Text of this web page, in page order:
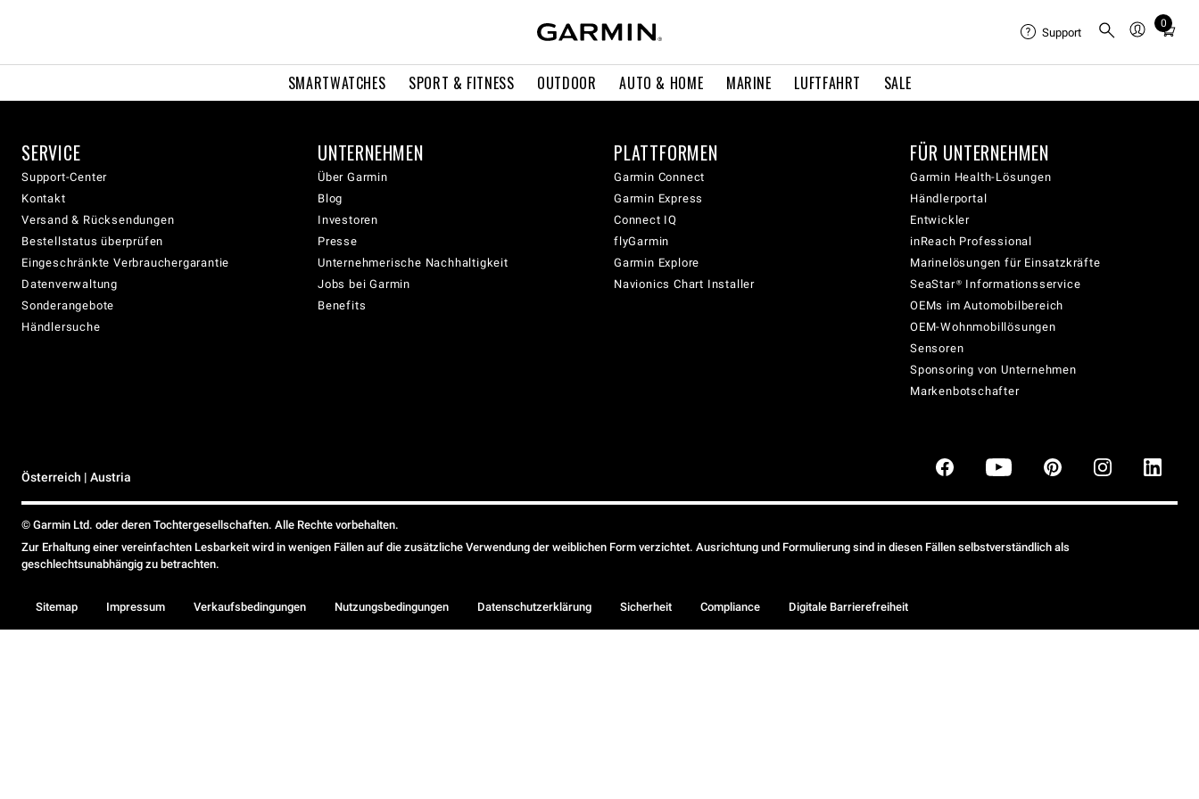
SMARTWATCHES SPORT & FITNESS OUTDOOR AUTO & HOME MARINE LUFTFAHRT SALE
Support
0
Total
cart:
SERVICE
Support-Center
Kontakt
Versand & Rücksendungen
Bestellstatus überprüfen
Eingeschränkte Verbrauchergarantie
Datenverwaltung
Sonderangebote
Händlersuche
UNTERNEHMEN
Über Garmin
Blog
Investoren
Presse
Unternehmerische Nachhaltigkeit
Jobs bei Garmin
Benefits
PLATTFORMEN
Garmin Connect
Garmin Express
Connect IQ
flyGarmin
Garmin Explore
Navionics Chart Installer
FÜR UNTERNEHMEN
Garmin Health-Lösungen
Händlerportal
Entwickler
inReach Professional
Marinelösungen für Einsatzkräfte
SeaStar® Informationsservice
OEMs im Automobilbereich
OEM-Wohnmobillösungen
Sensoren
Sponsoring von Unternehmen
Markenbotschafter
Österreich | Austria
© Garmin Ltd. oder deren Tochtergesellschaften. Alle Rechte vorbehalten.
Zur Erhaltung einer vereinfachten Lesbarkeit wird in wenigen Fällen auf die zusätzliche Verwendung der weiblichen Form verzichtet. Ausrichtung und Formulierung sind in diesen Fällen selbstverständlich als
geschlechtsunabhängig zu betrachten.
Sitemap Impressum Verkaufsbedingungen Nutzungsbedingungen Datenschutzerklärung Sicherheit Compliance Digitale Barrierefreiheit